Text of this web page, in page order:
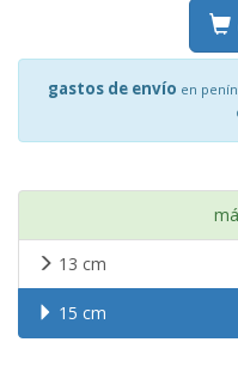
gastos de envío en
13 cm
15 cm